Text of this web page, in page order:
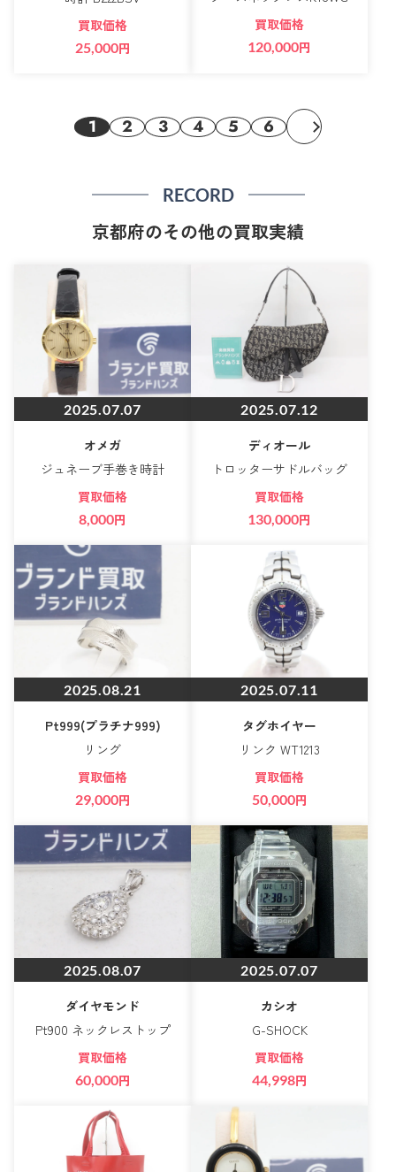
買取価格
25,000円
買取価格
120,000円
1 2 3 4 5 6
RECORD
京都府のその他の買取実績
2025.07.07
オメガ
ジュネーブ手巻き時計
買取価格
8,000円
2025.07.12
ディオール
トロッターサドルバッグ
買取価格
130,000円
2025.08.21
Pt999(プラチナ999)
リング
買取価格
29,000円
2025.07.11
タグホイヤー
リンク WT1213
買取価格
50,000円
2025.08.07
ダイヤモンド
Pt900 ネックレストップ
買取価格
60,000円
2025.07.07
カシオ
G-SHOCK
買取価格
44,998円